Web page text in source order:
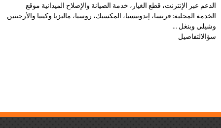
الدعم عبر الإنترنت، قطع الغيار، خدمة الصيانة والإصلاح الميدانية موقع
الخدمة المحلية: فرنسا، إندونيسيا، المكسيك، روسيا، ماليزيا وكينيا والأرجنتين
وشيلي وبنغل ...
سؤالالتفاصيل